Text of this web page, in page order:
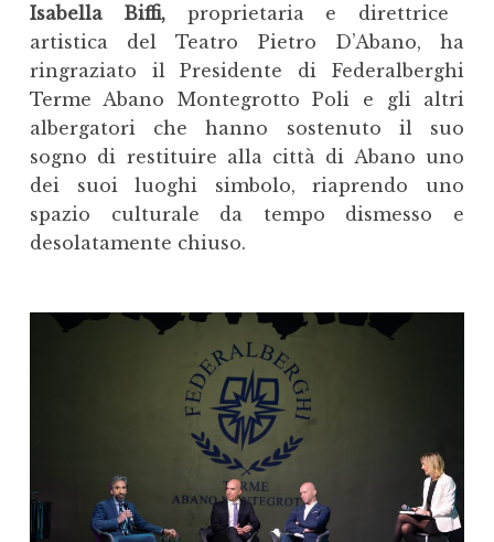
Isabella Biffi, proprietaria e direttrice
artistica del Teatro Pietro D’Abano, ha
ringraziato il Presidente di Federalberghi
Terme Abano Montegrotto Poli e gli altri
albergatori che hanno sostenuto il suo
sogno di restituire alla città di Abano uno
dei suoi luoghi simbolo, riaprendo uno
spazio culturale da tempo dismesso e
desolatamente chiuso.